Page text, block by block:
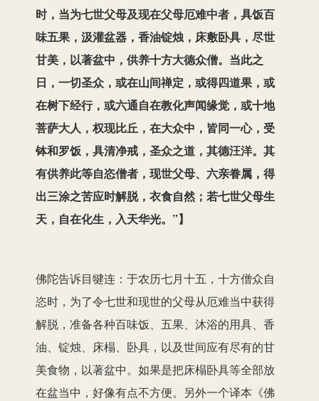
时，当为七世父母及现在父母厄难中者，具饭百
味五果，汲灌盆器，香油锭烛，床敷卧具，尽世
甘美，以著盆中，供养十方大德众僧。当此之
日，一切圣众，或在山间禅定，或得四道果，或
在树下经行，或六通自在教化声闻缘觉，或十地
菩萨大人，权现比丘，在大众中，皆同一心，受
钵和罗饭，具清净戒，圣众之道，其德汪洋。其
有供养此等自恣僧者，现世父母、六亲眷属，得
出三涂之苦应时解脱，衣食自然；若七世父母生
天，自在化生，入天华光。”】
佛陀告诉目犍连：于农历七月十五，十方僧众自
恣时，为了令七世和现世的父母从厄难当中获得
解脱，准备各种百味饭、五果、沐浴的用具、香
油、锭烛、床榻、卧具，以及世间应有尽有的甘
美食物，以著盆中。如果是把床榻卧具等全部放
在盆当中，好像有点不方便。另外一个译本《佛